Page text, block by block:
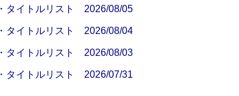
タイトルリスト 2026/08/05
タイトルリスト 2026/08/04
タイトルリスト 2026/08/03
タイトルリスト 2026/07/31